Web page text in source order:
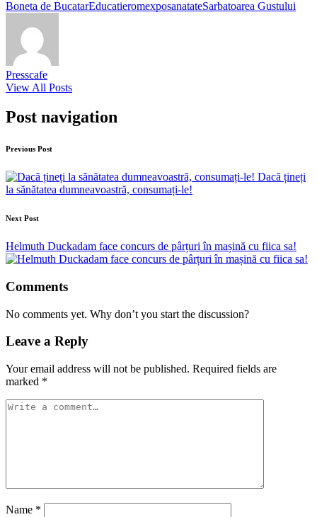
Boneta de BucatarEducatieromexposanatateSarbatoarea Gustului
Presscafe
View All Posts
Post navigation
Previous Post
Dacă țineți
la sănătatea dumneavoastră, consumați-le!
Next Post
Helmuth Duckadam face concurs de pârțuri în mașină cu fiica sa!
Comments
No comments yet. Why don’t you start the discussion?
Leave a Reply
Your email address will not be published. Required fields are
marked *
Name *